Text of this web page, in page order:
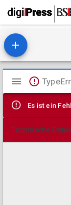
Mirador
Viewer
Es ist ein
Technische